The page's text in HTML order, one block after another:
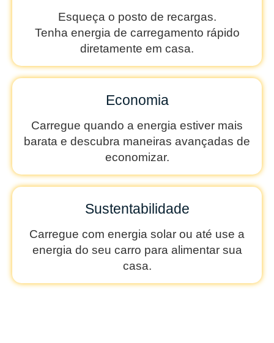
Esqueça o posto de recargas.
Tenha energia de carregamento rápido
diretamente em casa.
Economia
Carregue quando a energia estiver mais
barata e descubra maneiras avançadas de
economizar.
Sustentabilidade
Carregue com energia solar ou até use a
energia do seu carro para alimentar sua
casa.